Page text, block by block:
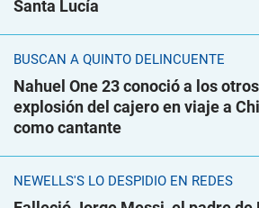
Santa Lucía
BUSCAN A QUINTO DELINCUENTE
Nahuel One 23 conoció a los
explosión del cajero en viaje a
como cantante
NEWELLS'S LO DESPIDIÓ EN REDES